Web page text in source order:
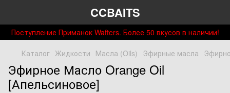
CCBAITS
Поступление Приманок Wafters. Более 50 вкусов в наличии!
Каталог Жидкости Масла (Oils) Эфирные масла
Эфирное Масло Orange Oil
[Апельсиновое]